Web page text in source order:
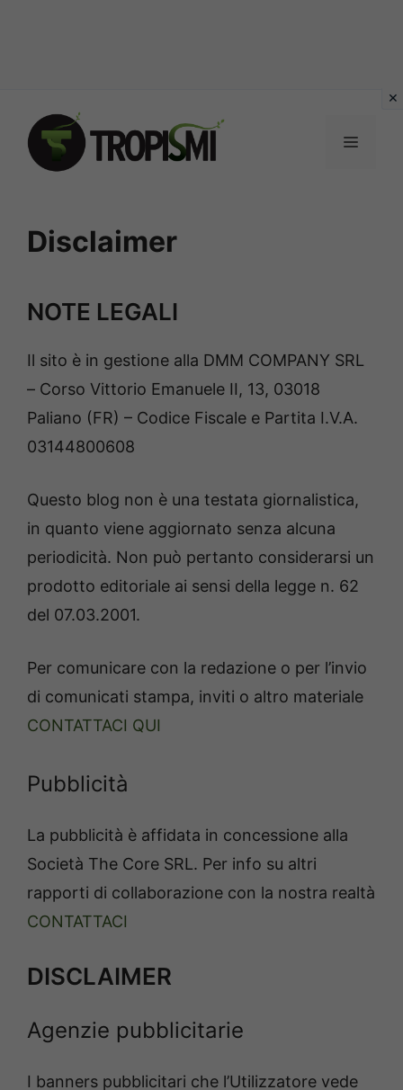
contenuto
MENU
Disclaimer
NOTE LEGALI
Il sito è in gestione alla DMM COMPANY SRL
– Corso Vittorio Emanuele II, 13, 03018
Paliano (FR) – Codice Fiscale e Partita I.V.A.
03144800608
Questo blog non è una testata giornalistica,
in quanto viene aggiornato senza alcuna
periodicità. Non può pertanto considerarsi un
prodotto editoriale ai sensi della legge n. 62
del 07.03.2001.
Per comunicare con la redazione o per l’invio
di comunicati stampa, inviti o altro materiale
CONTATTACI QUI
Pubblicità
La pubblicità è affidata in concessione alla
Società The Core SRL. Per info su altri
rapporti di collaborazione con la nostra realtà
CONTATTACI
DISCLAIMER
Agenzie pubblicitarie
I banners pubblicitari che l’Utilizzatore vede